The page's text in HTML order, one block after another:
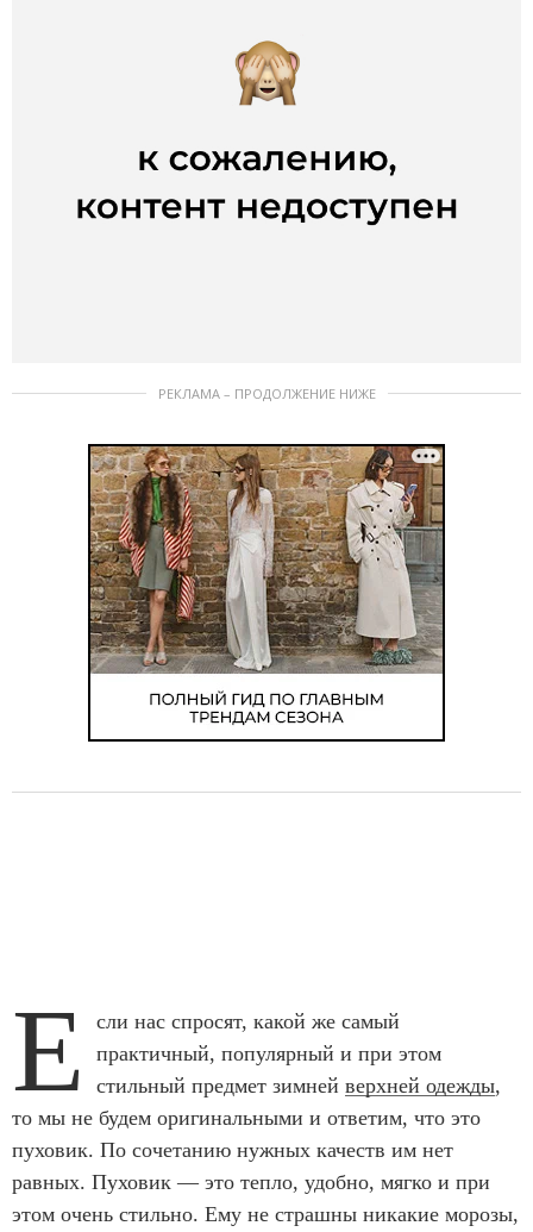
РЕКЛАМА – ПРОДОЛЖЕНИЕ НИЖЕ
Е
сли нас спросят, какой же самый
практичный, популярный и при этом
стильный предмет зимней верхней одежды,
то мы не будем оригинальными и ответим, что это
пуховик. По сочетанию нужных качеств им нет
равных. Пуховик — это тепло, удобно, мягко и при
этом очень стильно. Ему не страшны никакие морозы,